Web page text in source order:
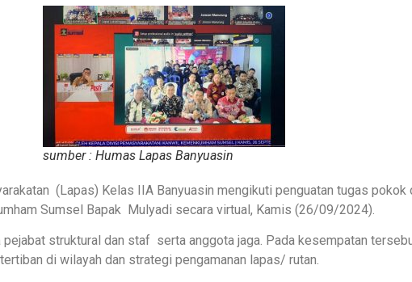
sumber : Humas Lapas Banyuasin
(Lapas) Kelas IIA Banyuasin mengikuti penguatan tugas
Sumsel Bapak Mulyadi secara virtual, Kamis (26/09/2024).
struktural dan staf serta anggota jaga. Pada kesempatan
di wilayah dan strategi pengamanan lapas/ rutan.